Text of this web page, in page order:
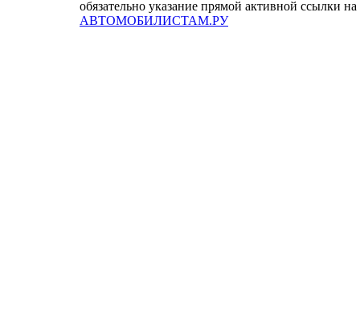
обязательно указание прямой активной ссылки на
АВТОМОБИЛИСТАМ.РУ